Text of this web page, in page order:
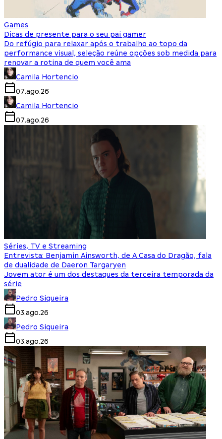
Games
Dicas de presente para o seu pai gamer
Do refúgio para relaxar após o trabalho ao topo da
performance visual, seleção reúne opções sob medida para
renovar a rotina de quem você ama
Camila Hortencio
07.ago.26
Camila Hortencio
07.ago.26
Séries, TV e Streaming
Entrevista: Benjamin Ainsworth, de A Casa do Dragão, fala
de dualidade de Daeron Targaryen
Jovem ator é um dos destaques da terceira temporada da
série
Pedro Siqueira
03.ago.26
Pedro Siqueira
03.ago.26